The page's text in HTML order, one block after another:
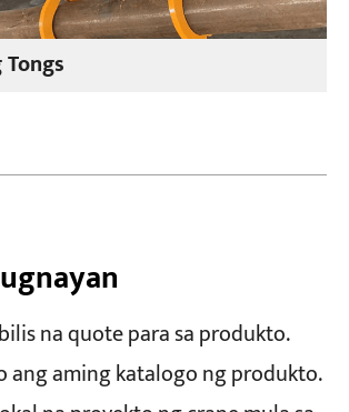
na quote para sa produkto.
ang aming katalogo ng produkto.